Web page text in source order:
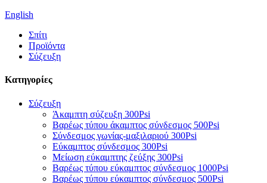
English
Σπίτι
Προϊόντα
Σύζευξη
Κατηγορίες
Σύζευξη
Άκαμπτη σύζευξη 300Psi
Βαρέως τύπου άκαμπτος σύνδεσμος 500Psi
Σύνδεσμος γωνίας-μαξιλαριού 300Psi
Εύκαμπτος σύνδεσμος 300Psi
Μείωση εύκαμπτης ζεύξης 300Psi
Βαρέως τύπου εύκαμπτος σύνδεσμος 1000Psi
Βαρέως τύπου εύκαμπτος σύνδεσμος 500Psi